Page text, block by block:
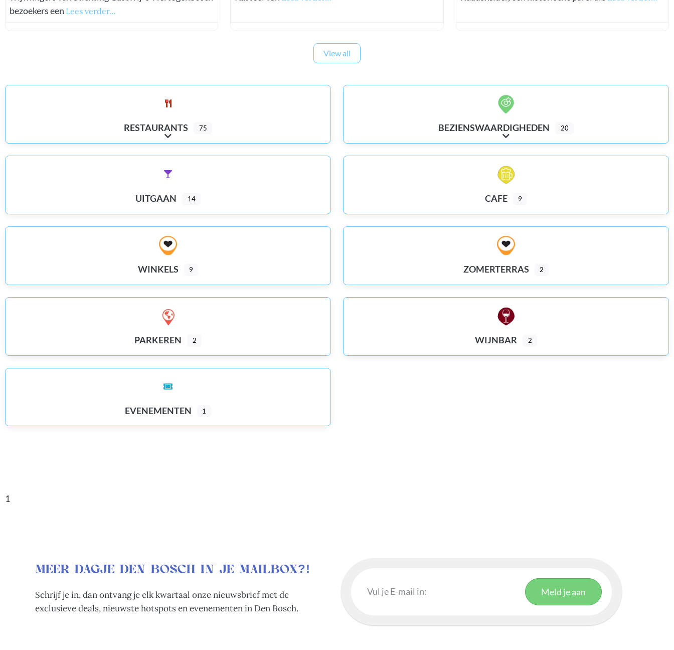
bezoekers een Lees verder…
View all
RESTAURANTS 75
Expand sub-categories
BEZIENSWAARDIGHEDEN 20
Expand sub-categories
UITGAAN 14 CAFE 9
WINKELS 9 ZOMERTERRAS 2
PARKEREN 2 WIJNBAR 2
EVENEMENTEN 1
1
MEER DAGJE DEN BOSCH IN JE MAILBOX?!
Schrijf je in, dan ontvang je elk kwartaal onze nieuwsbrief met de
exclusieve deals, nieuwste hotspots en evenementen in Den Bosch.
Meld je aan